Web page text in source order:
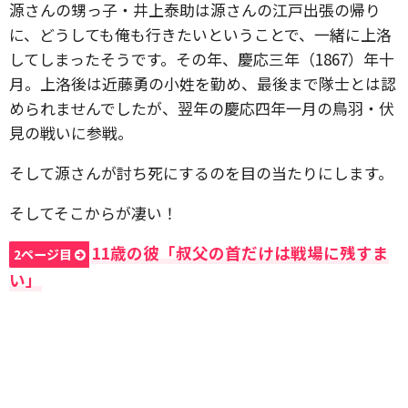
源さんの甥っ子・井上泰助は源さんの江戸出張の帰り
に、どうしても俺も行きたいということで、一緒に上洛
してしまったそうです。その年、慶応三年（1867）年十
月。上洛後は近藤勇の小姓を勤め、最後まで隊士とは認
められませんでしたが、翌年の慶応四年一月の鳥羽・伏
見の戦いに参戦。
そして源さんが討ち死にするのを目の当たりにします。
そしてそこからが凄い！
2ページ目
11歳の彼「叔父の首だけは戦場に残すま
い」